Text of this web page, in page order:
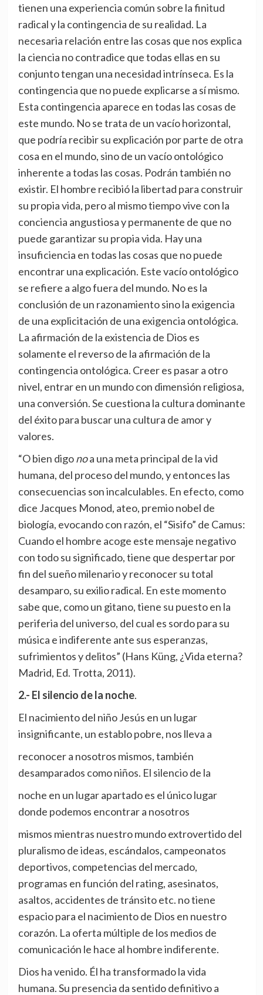
tienen una experiencia común sobre la finitud
radical y la contingencia de su realidad. La
necesaria relación entre las cosas que nos explica
la ciencia no contradice que todas ellas en su
conjunto tengan una necesidad intrínseca. Es la
contingencia que no puede explicarse a sí mismo.
Esta contingencia aparece en todas las cosas de
este mundo. No se trata de un vacío horizontal,
que podría recibir su explicación por parte de otra
cosa en el mundo, sino de un vacío ontológico
inherente a todas las cosas. Podrán también no
existir. El hombre recibió la libertad para construir
su propia vida, pero al mismo tiempo vive con la
conciencia angustiosa y permanente de que no
puede garantizar su propia vida. Hay una
insuficiencia en todas las cosas que no puede
encontrar una explicación. Este vacío ontológico
se refiere a algo fuera del mundo. No es la
conclusión de un razonamiento sino la exigencia
de una explicitación de una exigencia ontológica.
La afirmación de la existencia de Dios es
solamente el reverso de la afirmación de la
contingencia ontológica. Creer es pasar a otro
nivel, entrar en un mundo con dimensión religiosa,
una conversión. Se cuestiona la cultura dominante
del éxito para buscar una cultura de amor y
valores.
“O bien digonoa una meta principal de la vid
humana, del proceso del mundo, y entonces las
consecuencias son incalculables. En efecto, como
dice Jacques Monod, ateo, premio nobel de
biología, evocando con razón, el “Sisifo” de Camus:
Cuando el hombre acoge este mensaje negativo
con todo su significado, tiene que despertar por
fin del sueño milenario y reconocer su total
desamparo, su exilio radical. En este momento
sabe que, como un gitano, tiene su puesto en la
periferia del universo, del cual es sordo para su
música e indiferente ante sus esperanzas,
sufrimientos y delitos” (Hans Küng, ¿Vida eterna?
Madrid, Ed. Trotta, 2011).
2.- El silencio de la noche.
El nacimiento del niño Jesús en un lugar
insignificante, un establo pobre, nos lleva a
reconocer a nosotros mismos, también
desamparados como niños. El silencio de la
noche en un lugar apartado es el único lugar
donde podemos encontrar a nosotros
mismos mientras nuestro mundo extrovertido del
pluralismo de ideas, escándalos, campeonatos
deportivos, competencias del mercado,
programas en función del rating, asesinatos,
asaltos, accidentes de tránsito etc. no tiene
espacio para el nacimiento de Dios en nuestro
corazón. La oferta múltiple de los medios de
comunicación le hace al hombre indiferente.
Dios ha venido. Él ha transformado la vida
humana. Su presencia da sentido definitivo a